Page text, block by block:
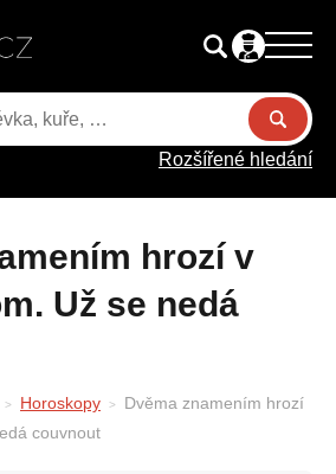
Rozšířené hledání
Už se nedá
Horoskopy
Dvěma znamením hrozí
couvnout